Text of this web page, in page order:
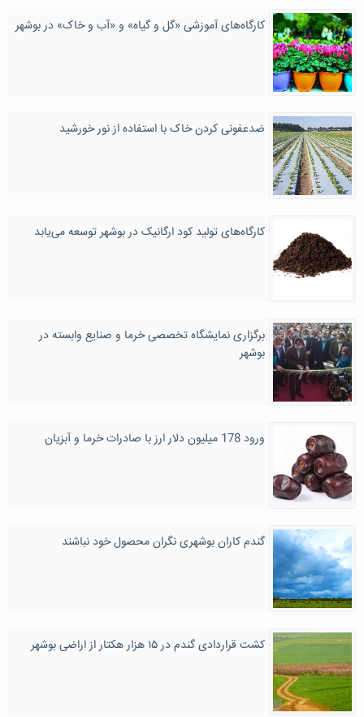
کارگاه‌های آموزشی «گل و گیاه» و «آب و خاک» در بوشهر
ضدعفونی کردن خاک با استفاده از نور خورشید
کارگاه‌های تولید کود ارگانیک در بوشهر توسعه می‌یابد
برگزاری نمایشگاه تخصصی خرما و صنایع وابسته در
بوشهر
ورود 178 میلیون دلار ارز با صادرات خرما و آبزیان
گندم کاران بوشهری نگران محصول خود نباشند
کشت قراردادی گندم در ۱۵ هزار هکتار از اراضی بوشهر